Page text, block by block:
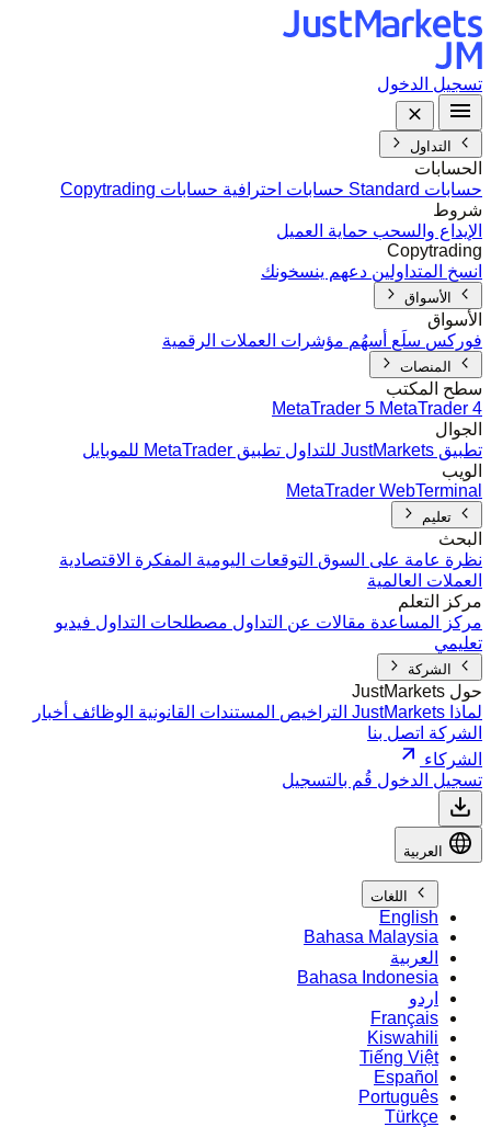
تسجيل الدخول
التداول
الحسابات
حسابات Standard
حسابات احترافية حسابات Copytrading
شروط
الإيداع والسحب حماية العميل
Copytrading
انسخ المتداولين دعهم ينسخونك
الأسواق
الأسواق
فوركس سلَع أسهُم مؤشرات العملات الرقمية
المنصات
سطح المكتب
MetaTrader 5 MetaTrader 4
الجوال
تطبيق JustMarkets للتداول
تطبيق MetaTrader للموبايل
الويب
MetaTrader WebTerminal
تعليم
البحث
نظرة عامة على السوق التوقعات اليومية المفكرة الاقتصادية
العملات العالمية
مركز التعلم
مركز المساعدة مقالات عن التداول مصطلحات التداول فيديو
تعليمي
الشركة
حول JustMarkets
لماذا JustMarkets
التراخيص المستندات القانونية الوظائف أخبار
الشركة اتصل بنا
الشركاء
تسجيل الدخول قُم بالتسجيل
العربية
اللغات
English
Bahasa Malaysia
العربية
Bahasa Indonesia
اردو
Français
Kiswahili
Tiếng Việt
Español
Português
Türkçe